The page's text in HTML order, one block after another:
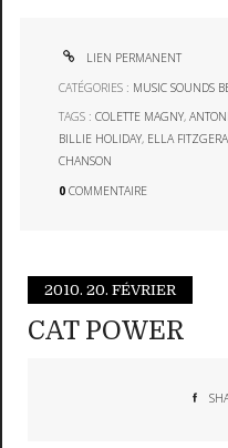
LIEN PERMANENT
CATÉGORIES : MUSIC SOUNDS
TAGS :COLETTE MAGNY,
BILLIE HOLIDAY, ELLA
CHANSON
0 COMMENTAIRE
2010. 20. FÉVRIER
CAT POWER